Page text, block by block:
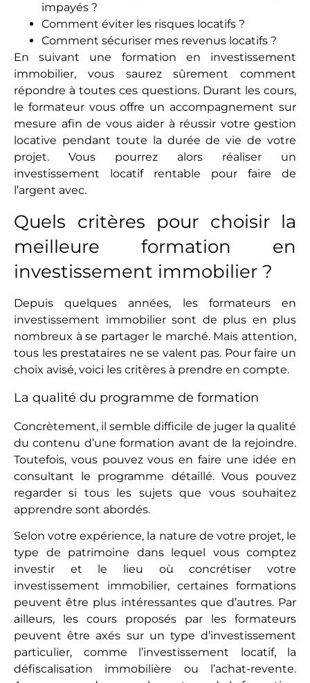
impayés ?
Comment éviter les risques locatifs ?
Comment sécuriser mes revenus locatifs ?
En suivant une formation en investissement
immobilier, vous saurez sûrement comment
répondre à toutes ces questions. Durant les cours,
le formateur vous offre un accompagnement sur
mesure afin de vous aider à réussir votre gestion
locative pendant toute la durée de vie de votre
projet. Vous pourrez alors réaliser un
investissement locatif rentable pour faire de
l’argent avec.
Quels critères pour choisir la
meilleure formation en
investissement immobilier ?
Depuis quelques années, les formateurs en
investissement immobilier sont de plus en plus
nombreux à se partager le marché. Mais attention,
tous les prestataires ne se valent pas. Pour faire un
choix avisé, voici les critères à prendre en compte.
La qualité du programme de formation
Concrètement, il semble difficile de juger la qualité
du contenu d’une formation avant de la rejoindre.
Toutefois, vous pouvez vous en faire une idée en
consultant le programme détaillé. Vous pouvez
regarder si tous les sujets que vous souhaitez
apprendre sont abordés.
Selon votre expérience, la nature de votre projet, le
type de patrimoine dans lequel vous comptez
investir et le lieu où concrétiser votre
investissement immobilier, certaines formations
peuvent être plus intéressantes que d’autres. Par
ailleurs, les cours proposés par les formateurs
peuvent être axés sur un type d’investissement
particulier, comme l’investissement locatif, la
défiscalisation immobilière ou l’achat-revente.